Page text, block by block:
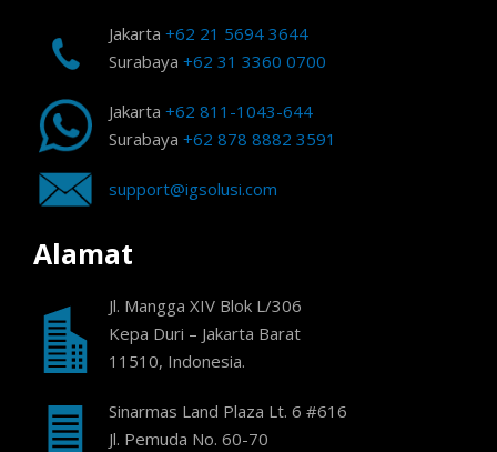
Jakarta +62 21 5694 3644
Surabaya +62 31 3360 0700
Jakarta +62 811-1043-644
Surabaya +62 878 8882 3591
support@igsolusi.com
Alamat
Jl. Mangga XIV Blok L/306
Kepa Duri – Jakarta Barat
11510, Indonesia.
Sinarmas Land Plaza Lt. 6 #616
Jl. Pemuda No. 60-70